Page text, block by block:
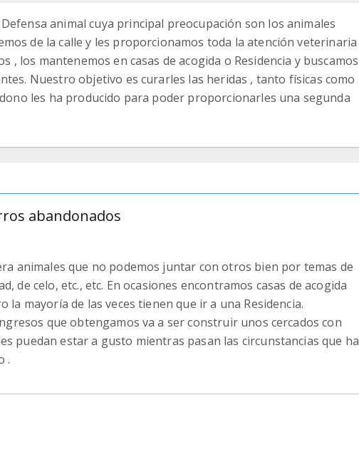
animal cuya principal preocupación son los animales
de la calle y les proporcionamos toda la atención veterinaria
, los mantenemos en casas de acogida o Residencia y buscamos
Nuestro objetivo es curarles las heridas , tanto físicas como
les ha producido para poder proporcionarles una segunda
abandonados
animales que no podemos juntar con otros bien por temas de
de celo, etc., etc. En ocasiones encontramos casas de acogida
la mayoría de las veces tienen que ir a una Residencia.
que obtengamos va a ser construir unos cercados con
puedan estar a gusto mientras pasan las circunstancias que